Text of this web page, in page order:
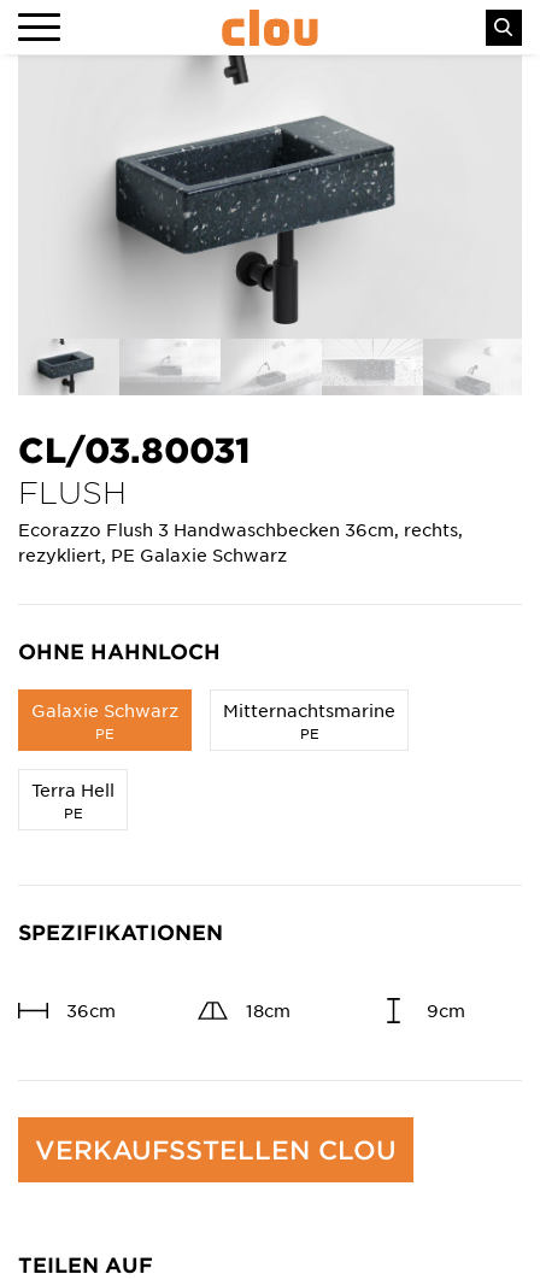
CL/03.80031
FLUSH
Ecorazzo Flush 3 Handwaschbecken 36cm, rechts,
rezykliert, PE Galaxie Schwarz
OHNE HAHNLOCH
Galaxie Schwarz
PE
Mitternachtsmarine
PE
Terra Hell
PE
SPEZIFIKATIONEN
36cm 18cm 9cm
VERKAUFSSTELLEN CLOU
TEILEN AUF